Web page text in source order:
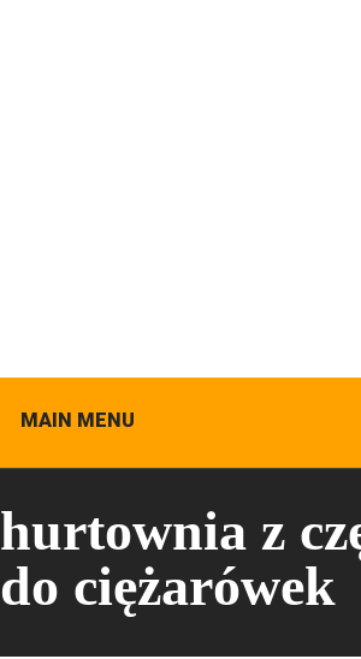
MAIN MENU
hurtownia z
do ciężarówek